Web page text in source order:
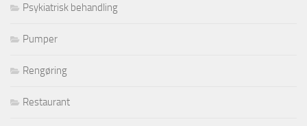
Psykiatrisk behandling
Pumper
Rengøring
Restaurant